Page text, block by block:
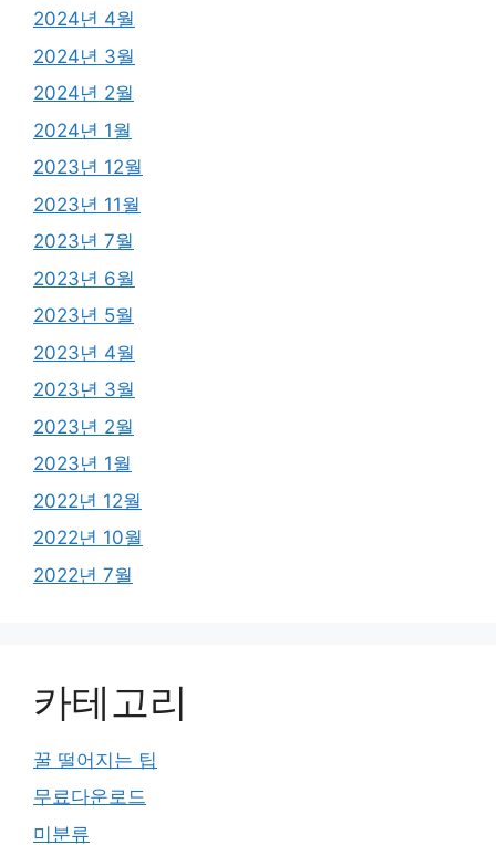
2024년 4월
2024년 3월
2024년 2월
2024년 1월
2023년 12월
2023년 11월
2023년 7월
2023년 6월
2023년 5월
2023년 4월
2023년 3월
2023년 2월
2023년 1월
2022년 12월
2022년 10월
2022년 7월
카테고리
꿀 떨어지는 팁
무료다운로드
미분류